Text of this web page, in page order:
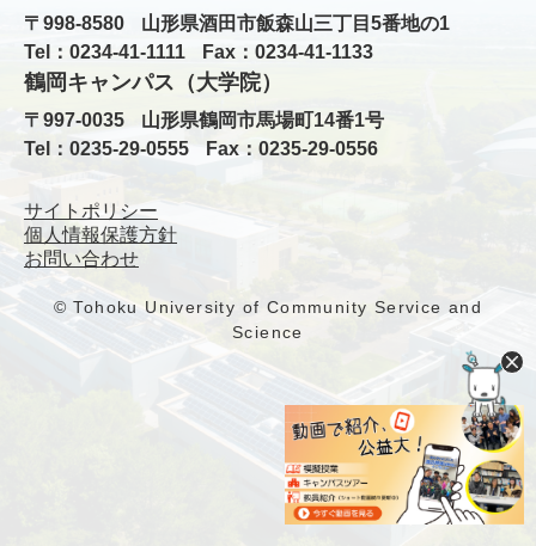
〒998-8580
山形県酒田市飯森山三丁目5番地の1
Tel：0234-41-1111
Fax：0234-41-1133
鶴岡キャンパス（大学院）
〒997-0035
山形県鶴岡市馬場町14番1号
Tel：0235-29-0555
Fax：0235-29-0556
サイトポリシー
個人情報保護方針
お問い合わせ
© Tohoku University of Community Service and
Science